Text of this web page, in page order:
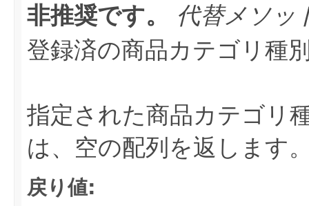
非推奨です。
代替メソッ
登録済の商品カテゴリ種
指定された商品カテゴリ
は、空の配列を返します
戻り値: